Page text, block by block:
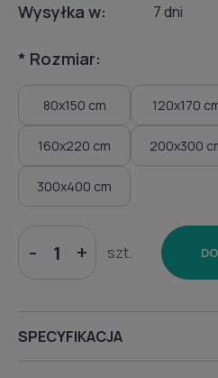
Wysyłka w: 7 dni
* Rozmiar:
80x150 cm 120x170
160x220 cm 200x300
300x400 cm
- + szt.
SPECYFIKACJA